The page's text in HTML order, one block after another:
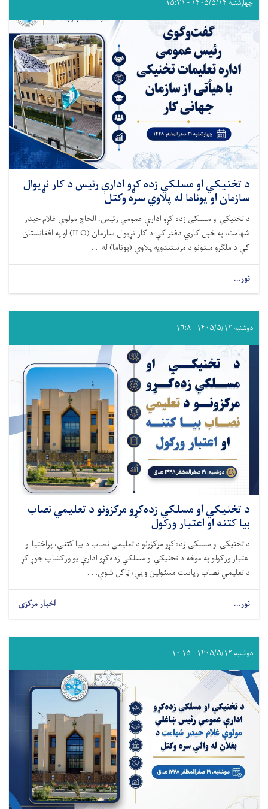
چهارشنبه ۱۴۰۵/۵/۱۴ - ۱۵:۳۱
د تخنیکي او مسلکي زده کړو ادارې رئیس د کار نړیوال
سازمان او یوناما له پلاوي سره وکتل
د تخنیکي او مسلکي زده کړو ادارې عمومي رئیس، الحاج مولوي غلام حیدر
شهامت، په خپل کاري دفتر کې د کار نړیوال سازمان (ILO) او په افغانستان
کې د ملګرو ملتونو د مرستندویه پلاوي (یوناما) له. . .
نور...
دوشنبه ۱۴۰۵/۵/۱۲ - ۱۶:۸
د تخنیکي او مسلکي زده‌کړو مرکزونو د تعلیمي نصاب
بیا کتنه او اعتبار ورکول
د تخنیکي او مسلکي زده‌کړو مرکزونو د تعلیمي نصاب د بیا کتنې، پراختیا او
اعتبار ورکولو په موخه د تخنیکي او مسلکي زده‌کړو ادارې یو ورکشاپ جوړ کړ.
د تعلیمي نصاب ریاست مسئولین وایي، ټاکل شوې. . .
نور... اخبار مرکزی
دوشنبه ۱۴۰۵/۵/۱۲ - ۱۰:۱۵